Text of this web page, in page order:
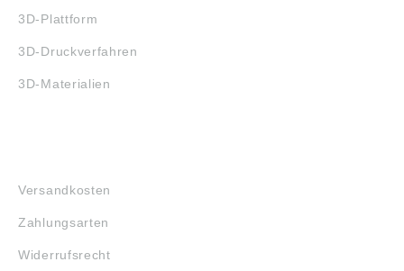
3D-Plattform
3D-Druckverfahren
3D-Materialien
Versandkosten
Zahlungsarten
Widerrufsrecht